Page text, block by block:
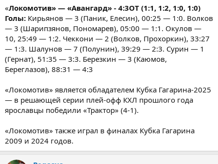
«Локомотив» — «Авангард» - 4:3ОТ (1:1, 1:2, 1:0, 1:0)
Голы: Кирьянов — 3 (Паник, Елесин), 00:25 — 1:0. Волков
— 3 (Шарипзянов, Пономарев), 05:00 — 1:1. Окулов —
10, 25:49 — 1:2. Чеккони — 2 (Волков, Прохоркин), 33:27
— 1:3. Шалунов — 7 (Полунин), 39:29 — 2:3. Сурин — 1
(Гернат), 51:35 — 3:3. Березкин — 3 (Каюмов,
Береглазов), 88:31 — 4:3
«Локомотив» является обладателем Кубка Гагарина-2025
— в решающей серии плей-офф КХЛ прошлого года
ярославцы победили «Трактор» (4-1).
«Локомотив» также играл в финалах Кубка Гагарина
2009 и 2024 годов.